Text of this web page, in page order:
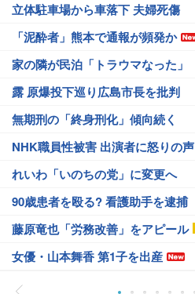
立体駐車場から車落下 夫婦死傷
「泥酔者」熊本で通報が頻発か
家の隣が民泊「トラウマなった」
露 原爆投下巡り広島市長を批判
無期刑の「終身刑化」傾向続く
NHK職員性被害 出演者に怒りの声
れいわ「いのちの党」に変更へ
90歳患者を殴る? 看護助手を逮捕
藤原竜也「労務改善」をアピール
女優・山本舞香 第1子を出産